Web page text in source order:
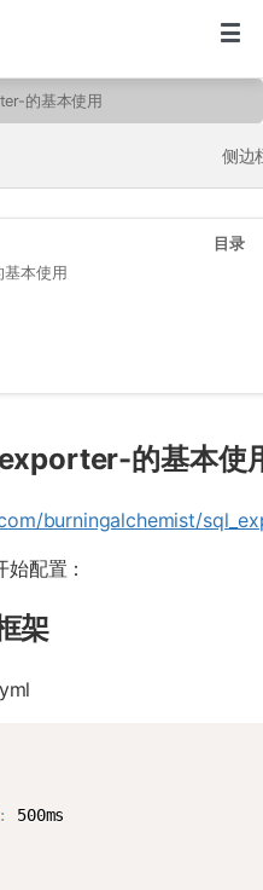
的基本使用
侧边
目录
本使用
的基本使
burningalchemist/
配置：
架
:
500ms